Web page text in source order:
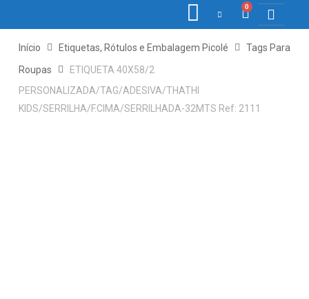
0
Início Etiquetas, Rótulos e Embalagem Picolé
Tags Para
Roupas
ETIQUETA 40X58/2
PERSONALIZADA/TAG/ADESIVA/THATHI
KIDS/SERRILHA/F.CIMA/SERRILHADA-32MTS Ref: 2111